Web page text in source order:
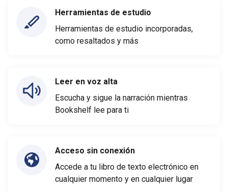
Herramientas de estudio
Herramientas de estudio incorporadas,
como resaltados y más
Leer en voz alta
Escucha y sigue la narración mientras
Bookshelf lee para ti
Acceso sin conexión
Accede a tu libro de texto electrónico en
cualquier momento y en cualquier lugar